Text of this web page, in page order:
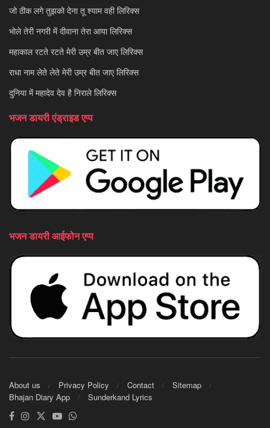
जो ठीक लगे तुझको देना तू श्याम वही लिरिक्स
भोले तेरी नगरी में दीवाना तेरा आया लिरिक्स
महाकाल रटते रटते मेरी उम्र बीत जाए लिरिक्स
राधा नाम लेते लेते मेरी उम्र बीत जाए लिरिक्स
दुनिया में महादेव देव है निराले लिरिक्स
भजन डायरी एंड्राइड एप्प
भजन डायरी आईफोन एप्प
About us Privacy Policy Contact
Sitemap
Bhajan Diary App
Sunderkand Lyrics